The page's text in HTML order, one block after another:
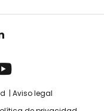
Aviso legal